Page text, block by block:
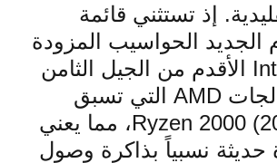
إذ تستثني قائمة
الجديد الحواسيب المزودة
بمعالجات Intel الأقدم من الجيل الثامن
(2017) ومعالجات AMD التي تسبق
سلسلة Ryzen 2000 (2018)، مما يعني
حديثة نسبياً بذاكرة وصول